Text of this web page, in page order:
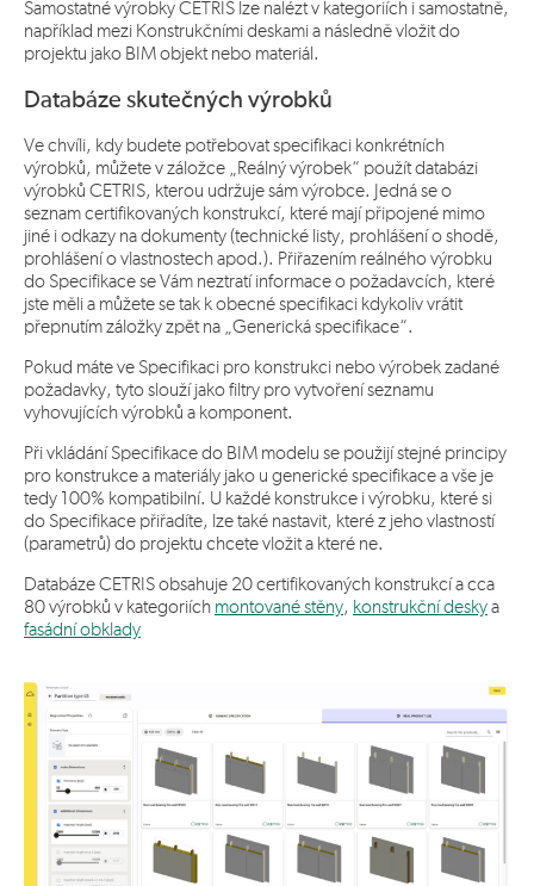
Samostatné výrobky CETRIS lze nalézt v kategoriích i samostatně,
například mezi Konstrukčními deskami a následně vložit do
projektu jako BIM objekt nebo materiál.
Databáze skutečných výrobků
Ve chvíli, kdy budete potřebovat specifikaci konkrétních
výrobků, můžete v záložce „Reálný výrobek“ použít databázi
výrobků CETRIS, kterou udržuje sám výrobce. Jedná se o
seznam certifikovaných konstrukcí, které mají připojené mimo
jiné i odkazy na dokumenty (technické listy, prohlášení o shodě,
prohlášení o vlastnostech apod.). Přiřazením reálného výrobku
do Specifikace se Vám neztratí informace o požadavcích, které
jste měli a můžete se tak k obecné specifikaci kdykoliv vrátit
přepnutím záložky zpět na „Generická specifikace“.
Pokud máte ve Specifikaci pro konstrukci nebo výrobek zadané
požadavky, tyto slouží jako filtry pro vytvoření seznamu
vyhovujících výrobků a komponent.
Při vkládání Specifikace do BIM modelu se použijí stejné principy
pro konstrukce a materiály jako u generické specifikace a vše je
tedy 100% kompatibilní. U každé konstrukce i výrobku, které si
do Specifikace přiřadíte, lze také nastavit, které z jeho vlastností
(parametrů) do projektu chcete vložit a které ne.
Databáze CETRIS obsahuje 20 certifikovaných konstrukcí a cca
80 výrobků v kategoriích montované stěny, konstrukční deskya
fasádní obklady